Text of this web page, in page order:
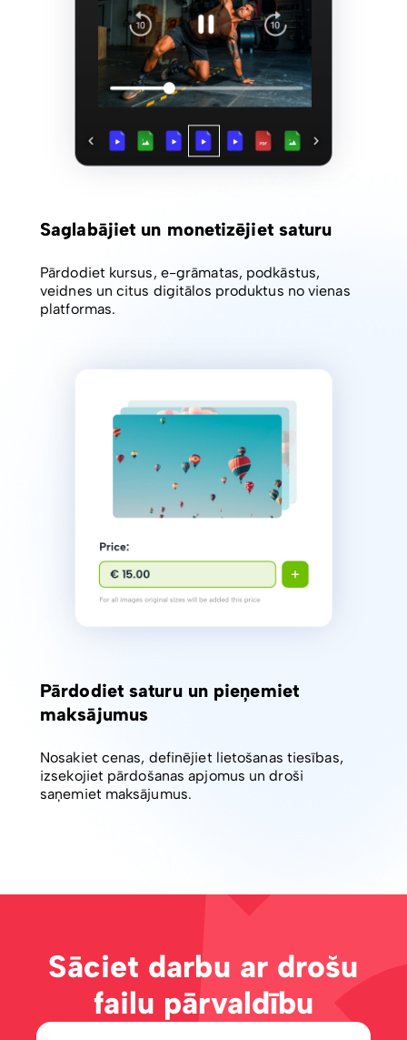
Saglabājiet un monetizējiet saturu
Pārdodiet kursus, e-grāmatas, podkāstus,
veidnes un citus digitālos produktus no vienas
platformas.
Pārdodiet saturu un pieņemiet
maksājumus
Nosakiet cenas, definējiet lietošanas tiesības,
izsekojiet pārdošanas apjomus un droši
saņemiet maksājumus.
Sāciet darbu ar drošu
failu pārvaldību